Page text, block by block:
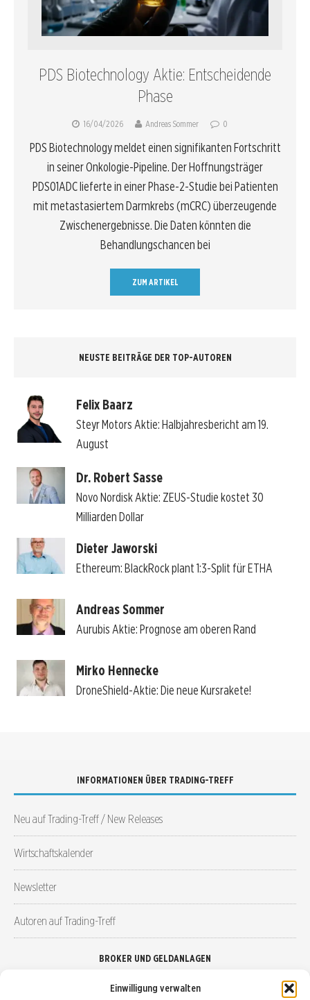
Einwilligung verwalten
PDS Biotechnology Aktie: Entscheidende
Phase
16/04/2026 Andreas Sommer 0
PDS Biotechnology meldet einen signifikanten Fortschritt
in seiner Onkologie-Pipeline. Der Hoffnungsträger
PDS01ADC lieferte in einer Phase-2-Studie bei Patienten
mit metastasiertem Darmkrebs (mCRC) überzeugende
Zwischenergebnisse. Die Daten könnten die
Behandlungschancen bei
ZUM ARTIKEL
NEUSTE BEITRÄGE DER TOP-AUTOREN
Felix Baarz
Steyr Motors Aktie: Halbjahresbericht am 19.
August
Dr. Robert Sasse
Novo Nordisk Aktie: ZEUS-Studie kostet 30
Milliarden Dollar
Dieter Jaworski
Ethereum: BlackRock plant 1:3-Split für ETHA
Andreas Sommer
Aurubis Aktie: Prognose am oberen Rand
Mirko Hennecke
DroneShield-Aktie: Die neue Kursrakete!
INFORMATIONEN ÜBER TRADING-TREFF
Neu auf Trading-Treff / New Releases
Wirtschaftskalender
Newsletter
Autoren auf Trading-Treff
BROKER UND GELDANLAGEN